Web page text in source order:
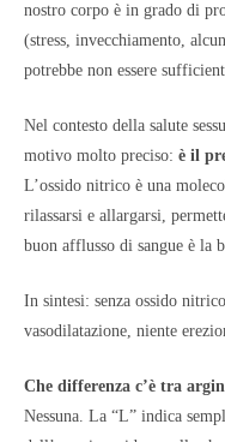
nostro corpo è in grado di
(stress, invecchiamento,
potrebbe non essere
Nel contesto della salute
motivo molto preciso: è il
L’ossido nitrico è una
rilassarsi e allargarsi,
buon afflusso di sangue è la
In sintesi: senza ossido
vasodilatazione, niente
Che differenza c’è tra
Nessuna. La “L” indica